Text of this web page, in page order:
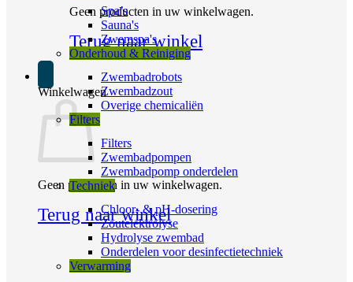
Geen producten in uw winkelwagen.
Terug naar winkel
Winkelwagen
Geen producten in uw winkelwagen.
Terug naar winkel
Spa’s
Sauna's
Zwemspa's
Onderhoud & Reiniging
Zwembadrobots
Zwembadzout
Overige chemicaliën
Filters
Filters
Zwembadpompen
Zwembadpomp onderdelen
Techniek
Chloor- & pH-dosering
Zoutelektrolyse
Hydrolyse zwembad
Onderdelen voor desinfectietechniek
Verwarming